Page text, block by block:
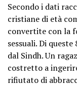
Secondo i dati
cristiane di età
convertite con la
sessuali. Di
dal Sindh. Un
costretto a
rifiutato di